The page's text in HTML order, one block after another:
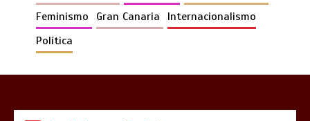
Feminismo
Gran Canaria
Internacionalismo
Política